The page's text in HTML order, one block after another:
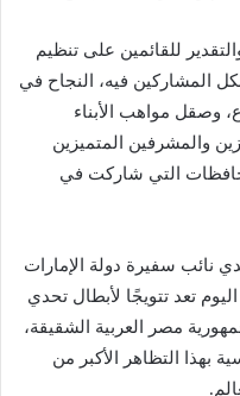
للقائمين على تنظيم
المشاركين فيه، النجاح في
وصقل مواهب الأبناء
والمشرفين المتميزين
التي شاركت في
نائب سفيرة دولة الإمارات
تعد تتويجًا لأبطال تحدي
مصر العربية الشقيقة،
بهذا التظاهر الأكبر من